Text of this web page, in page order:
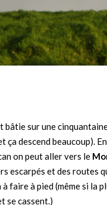
bâtie sur une
ça descend beaucoup).
on peut aller vers le
escarpés et des routes
à faire à pied (même si
se cassent.)